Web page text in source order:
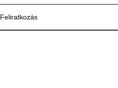
Feliratkozás